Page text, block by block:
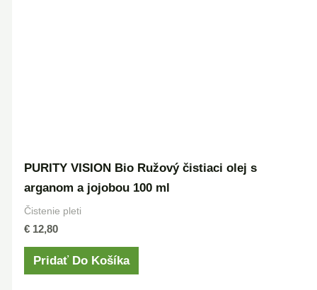
PURITY VISION Bio Ružový čistiaci olej s
arganom a jojobou 100 ml
Čistenie pleti
€ 12,80
Pridať Do Košíka